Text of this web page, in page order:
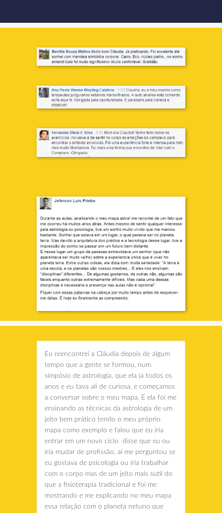
Eu reencontrei a Cláudia depois de algum
tempo que a gente se formou, num
simpósio de astrologia, que ela ia todos os
anos e eu tava ali de curiosa, e começamos
a conversar sobre o meu mapa. E ela foi me
ensinando as técnicas da astrologia de um
jeito bem prático tendo o meu próprio
mapa como exemplo e falou que eu iria
entrar em um novo ciclo disse que eu ou
iria mudar de profissão, aí me perguntou se
eu gostava de psicologia ou iria trabalhar
com o corpo mas de um jeito mais sutil do
que a fisioterapia tradicional e foi me
mostrando e me explicando no meu mapa
essa relação com o planeta netuno que